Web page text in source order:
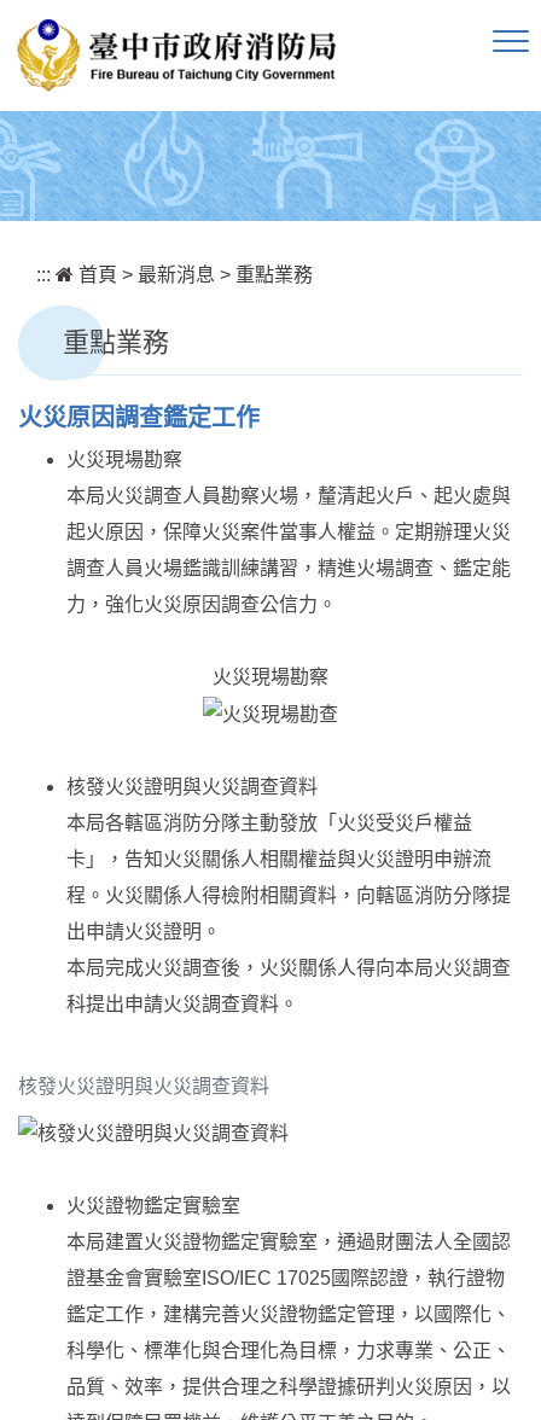
::: 首頁 > 最新消息 > 重點業務
重點業務
火災原因調查鑑定工作
火災現場勘察
本局火災調查人員勘察火場，釐清起火戶、起火處與
起火原因，保障火災案件當事人權益。定期辦理火災
調查人員火場鑑識訓練講習，精進火場調查、鑑定能
力，強化火災原因調查公信力。
火災現場勘察
核發火災證明與火災調查資料
本局各轄區消防分隊主動發放「火災受災戶權益
卡」，告知火災關係人相關權益與火災證明申辦流
程。火災關係人得檢附相關資料，向轄區消防分隊提
出申請火災證明。
本局完成火災調查後，火災關係人得向本局火災調查
科提出申請火災調查資料。
核發火災證明與火災調查資料
火災證物鑑定實驗室
本局建置火災證物鑑定實驗室，通過財團法人全國認
證基金會實驗室ISO/IEC 17025國際認證，執行證物
鑑定工作，建構完善火災證物鑑定管理，以國際化、
科學化、標準化與合理化為目標，力求專業、公正、
品質、效率，提供合理之科學證據研判火災原因，以